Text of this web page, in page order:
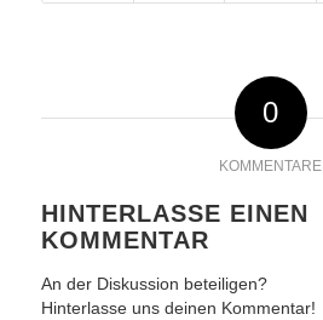
0
KOMMENTARE
HINTERLASSE EINEN
KOMMENTAR
An der Diskussion beteiligen?
Hinterlasse uns deinen Kommentar!